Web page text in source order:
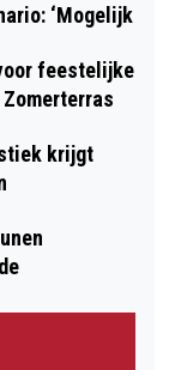
‘Mogelijk
feestelijke
krijgt